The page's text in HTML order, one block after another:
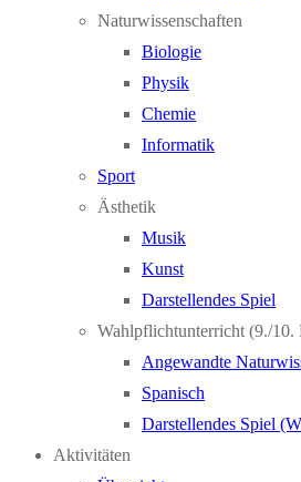
Naturwissenschaften
Biologie
Physik
Chemie
Informatik
Sport
Ästhetik
Musik
Kunst
Darstellendes Spiel
Wahlpflichtunterricht (9./10.
Angewandte
Spanisch
Darstellendes Spiel
Aktivitäten